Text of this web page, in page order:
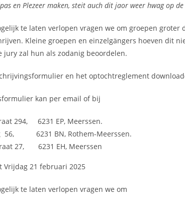
en Plezeer maken, steit auch dit jaor weer hwag op de
te laten verlopen vragen we om groepen groter
Kleine groepen en einzelgängers hoeven dit
jury zal hun als zodanig beoordelen.
en het optochtreglement
kan per email of bij
294, 6231 EP, Meerssen.
56, 6231 BN, Rothem-Meerssen.
27, 6231 EH, Meerssen
21 februari 2025
te laten verlopen vragen we om